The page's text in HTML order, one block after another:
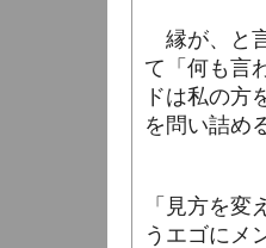
縁が、と
て「何も言
ドは私の方
を問い詰め
「見方を
うエゴにメ